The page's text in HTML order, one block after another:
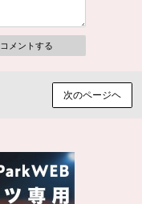
コメントする
次のページヘ